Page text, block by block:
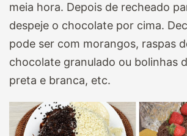
meia hora. Depois de recheado
despeje o chocolate por cima.
pode ser com morangos, raspas
chocolate granulado ou bolinhas
preta e branca, etc.